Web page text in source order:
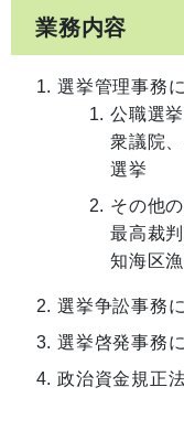
業務内容
選挙管理事務
公職選
衆議院
選挙
その他
最高裁
知海区
選挙争訟事務
選挙啓発事務
政治資金規正